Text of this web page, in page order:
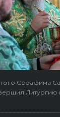
Серафима
Литургию